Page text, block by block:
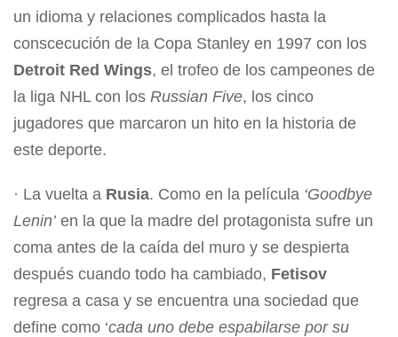
un idioma y relaciones complicados hasta la
conscecución de la Copa Stanley en 1997 con los
Detroit Red Wings, el trofeo de los campeones de
la liga NHL con los Russian Five, los cinco
jugadores que marcaron un hito en la historia de
este deporte.
· La vuelta a Rusia. Como en la película ‘Goodbye
Lenin’ en la que la madre del protagonista sufre un
coma antes de la caída del muro y se despierta
después cuando todo ha cambiado, Fetisov
regresa a casa y se encuentra una sociedad que
define como ‘cada uno debe espabilarse por su